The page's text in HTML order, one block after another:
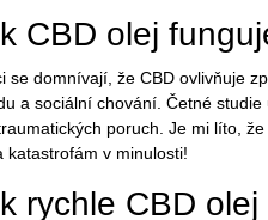
CBD olej
se domnívají, že CBD ovlivňuje
a sociální chování. Četné
poruch. Je mi líto,
katastrofám v minulosti!
rychle CBD